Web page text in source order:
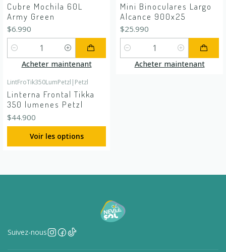
Cubre Mochila 60L
Army Green
$6.990
Quantité
Acheter maintenant
Mini Binoculares Largo
Alcance 900x25
$25.990
Quantité
Acheter maintenant
LintFroTik350LumPetzl | Petzl
Linterna Frontal Tikka
350 lumenes Petzl
$44.900
Voir les options
Suivez-nous